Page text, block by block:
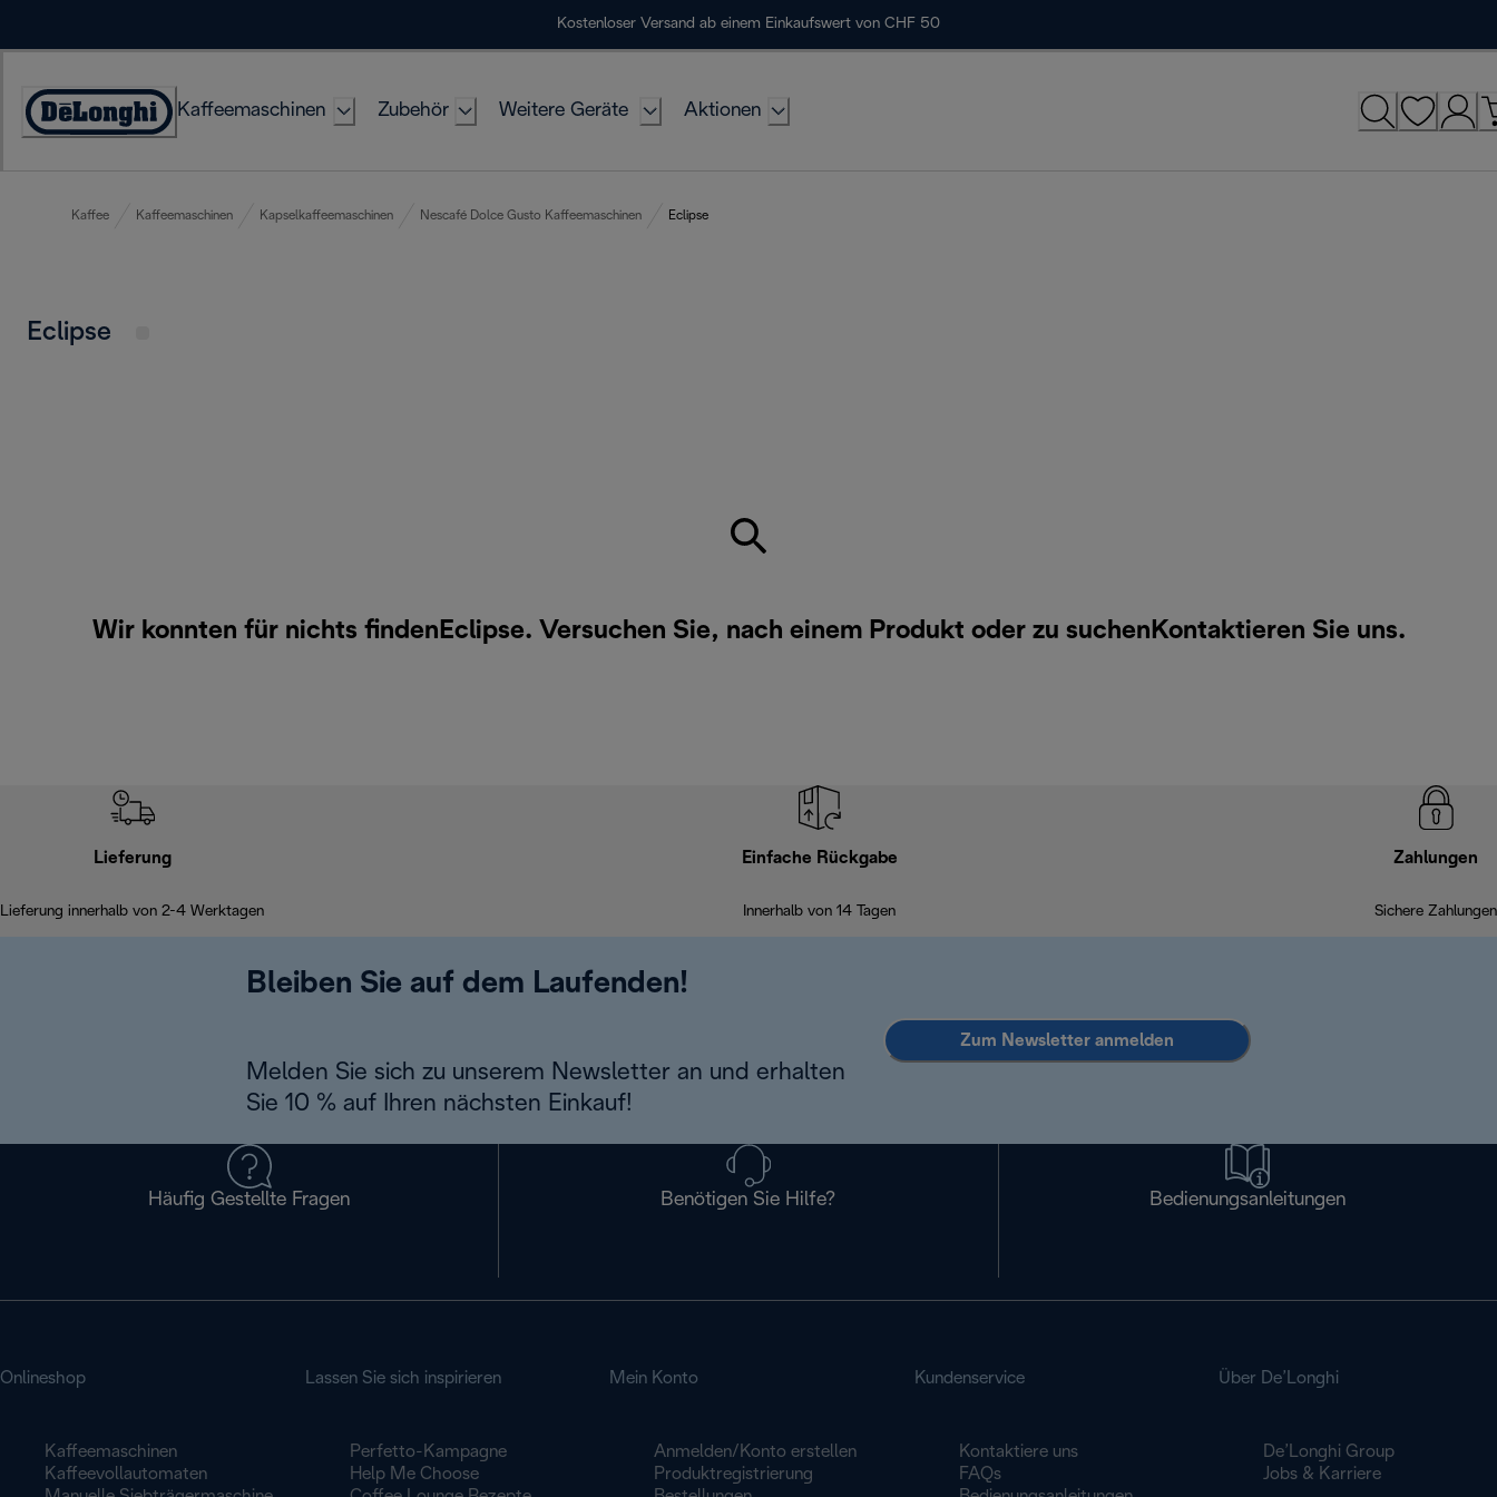
Kostenloser Versand ab einem Einkaufswert von CHF 50
Erklärung
Kaffeemaschinen Zubehör Weitere Geräte Aktionen
Kaffee Kaffeemaschinen Kapselkaffeemaschinen Nescafé Dolce Gusto Kaffeemaschinen Eclipse
Eclipse
Wir konnten für nichts findenEclipse. Versuchen Sie, nach einem Produkt oder zu suchen Kontaktieren Sie uns.
Lieferung
Lieferung innerhalb von 2-4 Werktagen
Einfache Rückgabe
Innerhalb von 14 Tagen
Zahlungen
Sichere Zahlungen
Bleiben Sie auf dem Laufenden!
Melden Sie sich zu unserem Newsletter an und erhalten
Sie 10 % auf Ihren nächsten Einkauf!
Zum Newsletter anmelden
Häufig Gestellte Fragen Benötigen Sie Hilfe? Bedienungsanleitungen
Onlineshop
Kaffeemaschinen
Kaffeevollautomaten
Lassen Sie sich inspirieren
Perfetto-Kampagne
Help Me Choose
Mein Konto
Anmelden/Konto erstellen
Produktregistrierung
Kundenservice
Kontaktiere uns
FAQs
Über De’Longhi
De’Longhi Group
Jobs & Karriere